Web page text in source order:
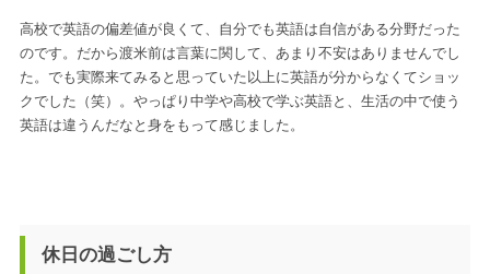
高校で英語の偏差値が良くて、自分でも英語は自信がある分野だった
のです。だから渡米前は言葉に関して、あまり不安はありませんでし
た。でも実際来てみると思っていた以上に英語が分からなくてショッ
クでした（笑）。やっぱり中学や高校で学ぶ英語と、生活の中で使う
英語は違うんだなと身をもって感じました。
休日の過ごし方